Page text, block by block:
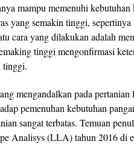
mampu memenuhi kebutuhan
yang semakin tinggi,
cara yang dilakukan adalah
tinggi mengonfirmasi
tinggi.
mengandalkan pada
pemenuhan kebutuhan
sangat terbatas. Temuan
Analisys (LLA) tahun 2016 di